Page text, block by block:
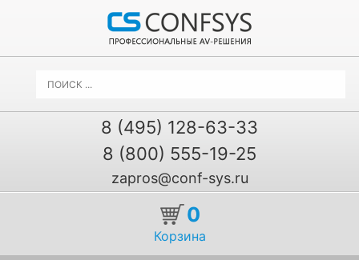
8 (495) 128-63-33
8 (800) 555-19-25
zapros@conf-sys.ru
0
Корзина